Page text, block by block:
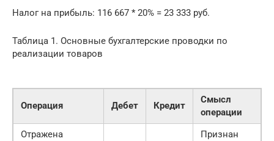
Налог на прибыль: 116 667 * 20% = 23 333 руб.
Таблица 1. Основные бухгалтерские проводки по
реализации товаров
Операция Дебет Кредит
Смысл
операции
Отражена
Признан